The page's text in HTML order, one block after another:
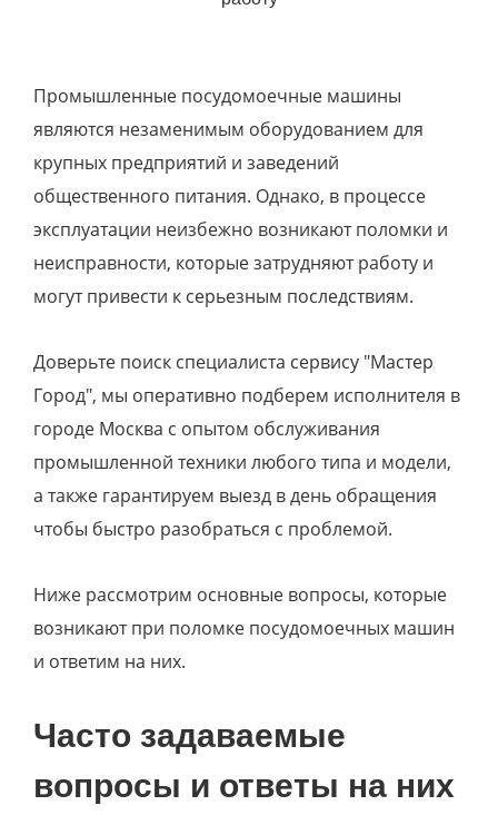
Промышленные посудомоечные машины
являются незаменимым оборудованием для
крупных предприятий и заведений
общественного питания. Однако, в процессе
эксплуатации неизбежно возникают поломки и
неисправности, которые затрудняют работу и
могут привести к серьезным последствиям.
Доверьте поиск специалиста сервису "Мастер
Город", мы оперативно подберем исполнителя в
городе Москва с опытом обслуживания
промышленной техники любого типа и модели,
а также гарантируем выезд в день обращения
чтобы быстро разобраться с проблемой.
Ниже рассмотрим основные вопросы, которые
возникают при поломке посудомоечных машин
и ответим на них.
Часто задаваемые
вопросы и ответы на них